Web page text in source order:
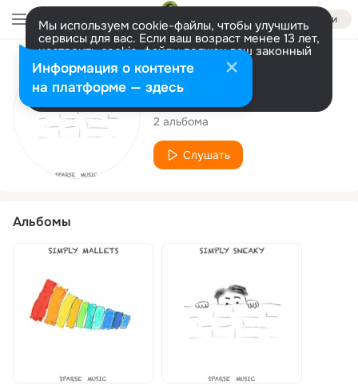
Войти
Мы используем cookie-файлы, чтобы улучшить
сервисы для вас. Если ваш возраст менее 13 лет,
настроить cookie-файлы должен ваш законный
представитель. Больше информации
Разрешить все Настроить
Исполнитель
Mark Hatter
2 альбома
Слушать
Альбомы
Информация о контенте
на платформе — здесь